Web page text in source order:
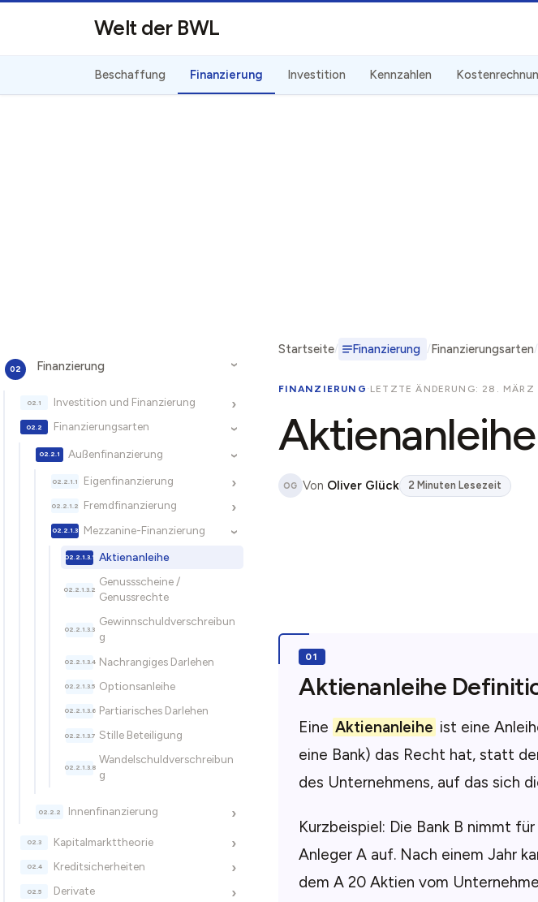
Welt der BWL
Beschaffung Finanzierung Investition Kennzahlen
›
Finanzierung
›
Investition und Finanzierung
›
Finanzierungsarten
›
Außenfinanzierung
›
Eigenfinanzierung
›
Fremdfinanzierung
›
Mezzanine-Finanzierung
Aktienanleihe
Genussscheine /
Genussrechte
Gewinnschuldverschreibun
g
Nachrangiges Darlehen
Optionsanleihe
Partiarisches Darlehen
Stille Beteiligung
Wandelschuldverschreibun
g
›
Innenfinanzierung
›
Kapitalmarkttheorie
›
Kreditsicherheiten
›
Derivate
Startseite Finanzierung Finanzierungsarten
FINANZIERUNG · LETZTE ÄNDERUNG: 28. MÄRZ
Aktienanleihe
OG Von Oliver Glück 2 Minuten Lesezeit
Aktienanleihe
Eine Aktienanleihe ist eine
eine Bank) das Recht hat, statt
des Unternehmens, auf das sich
Kurzbeispiel: Die Bank B nimmt
Anleger A auf. Nach einem Jahr
dem A 20 Aktien vom